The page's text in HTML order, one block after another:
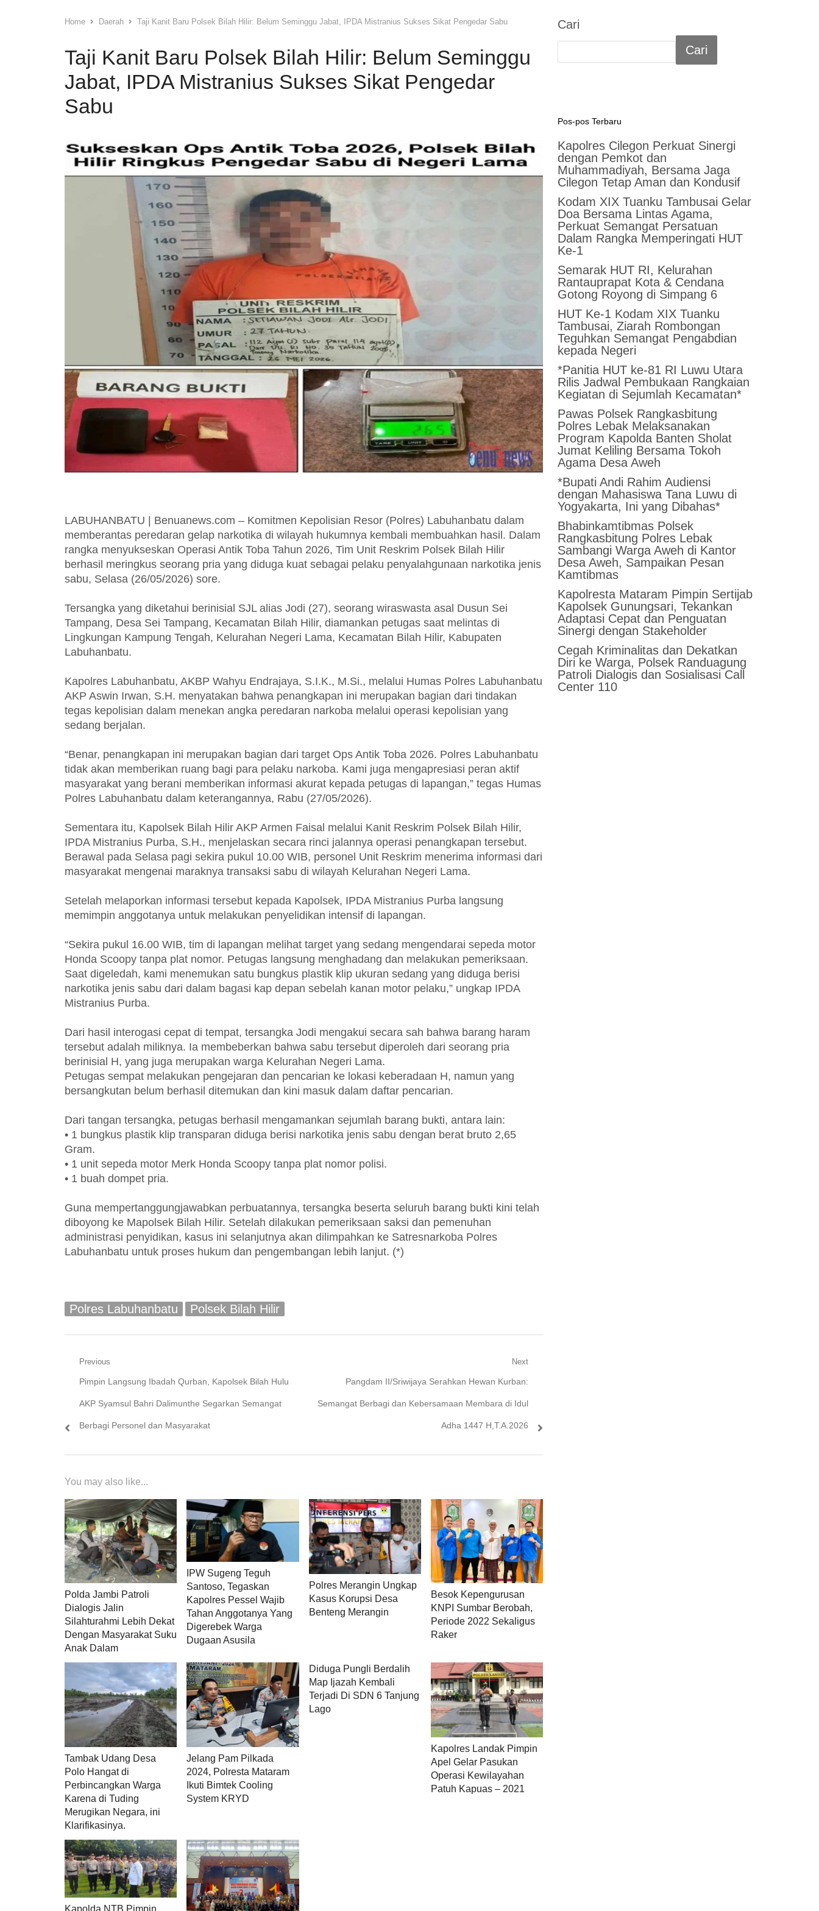
Home Daerah Taji Kanit Baru Polsek Bilah Hilir: Belum Seminggu Jabat, IPDA Mistranius Sukses Sikat Pengedar Sabu
Taji Kanit Baru Polsek Bilah Hilir: Belum Seminggu
Jabat, IPDA Mistranius Sukses Sikat Pengedar
Sabu
LABUHANBATU | Benuanews.com – Komitmen Kepolisian Resor (Polres) Labuhanbatu dalam
memberantas peredaran gelap narkotika di wilayah hukumnya kembali membuahkan hasil. Dalam
rangka menyukseskan Operasi Antik Toba Tahun 2026, Tim Unit Reskrim Polsek Bilah Hilir
berhasil meringkus seorang pria yang diduga kuat sebagai pelaku penyalahgunaan narkotika jenis
sabu, Selasa (26/05/2026) sore.
Tersangka yang diketahui berinisial SJL alias Jodi (27), seorang wiraswasta asal Dusun Sei
Tampang, Desa Sei Tampang, Kecamatan Bilah Hilir, diamankan petugas saat melintas di
Lingkungan Kampung Tengah, Kelurahan Negeri Lama, Kecamatan Bilah Hilir, Kabupaten
Labuhanbatu.
Kapolres Labuhanbatu, AKBP Wahyu Endrajaya, S.I.K., M.Si., melalui Humas Polres Labuhanbatu
AKP Aswin Irwan, S.H. menyatakan bahwa penangkapan ini merupakan bagian dari tindakan
tegas kepolisian dalam menekan angka peredaran narkoba melalui operasi kepolisian yang
sedang berjalan.
“Benar, penangkapan ini merupakan bagian dari target Ops Antik Toba 2026. Polres Labuhanbatu
tidak akan memberikan ruang bagi para pelaku narkoba. Kami juga mengapresiasi peran aktif
masyarakat yang berani memberikan informasi akurat kepada petugas di lapangan,” tegas Humas
Polres Labuhanbatu dalam keterangannya, Rabu (27/05/2026).
Sementara itu, Kapolsek Bilah Hilir AKP Armen Faisal melalui Kanit Reskrim Polsek Bilah Hilir,
IPDA Mistranius Purba, S.H., menjelaskan secara rinci jalannya operasi penangkapan tersebut.
Berawal pada Selasa pagi sekira pukul 10.00 WIB, personel Unit Reskrim menerima informasi dari
masyarakat mengenai maraknya transaksi sabu di wilayah Kelurahan Negeri Lama.
Setelah melaporkan informasi tersebut kepada Kapolsek, IPDA Mistranius Purba langsung
memimpin anggotanya untuk melakukan penyelidikan intensif di lapangan.
“Sekira pukul 16.00 WIB, tim di lapangan melihat target yang sedang mengendarai sepeda motor
Honda Scoopy tanpa plat nomor. Petugas langsung menghadang dan melakukan pemeriksaan.
Saat digeledah, kami menemukan satu bungkus plastik klip ukuran sedang yang diduga berisi
narkotika jenis sabu dari dalam bagasi kap depan sebelah kanan motor pelaku,” ungkap IPDA
Mistranius Purba.
Dari hasil interogasi cepat di tempat, tersangka Jodi mengakui secara sah bahwa barang haram
tersebut adalah miliknya. Ia membeberkan bahwa sabu tersebut diperoleh dari seorang pria
berinisial H, yang juga merupakan warga Kelurahan Negeri Lama.
Petugas sempat melakukan pengejaran dan pencarian ke lokasi keberadaan H, namun yang
bersangkutan belum berhasil ditemukan dan kini masuk dalam daftar pencarian.
Dari tangan tersangka, petugas berhasil mengamankan sejumlah barang bukti, antara lain:
• 1 bungkus plastik klip transparan diduga berisi narkotika jenis sabu dengan berat bruto 2,65
Gram.
• 1 unit sepeda motor Merk Honda Scoopy tanpa plat nomor polisi.
• 1 buah dompet pria.
Guna mempertanggungjawabkan perbuatannya, tersangka beserta seluruh barang bukti kini telah
diboyong ke Mapolsek Bilah Hilir. Setelah dilakukan pemeriksaan saksi dan pemenuhan
administrasi penyidikan, kasus ini selanjutnya akan dilimpahkan ke Satresnarkoba Polres
Labuhanbatu untuk proses hukum dan pengembangan lebih lanjut. (*)
Polres Labuhanbatu Polsek Bilah Hilir
Navigasi
pos
Previous
Previous
post:
Pimpin Langsung Ibadah Qurban, Kapolsek Bilah Hulu
AKP Syamsul Bahri Dalimunthe Segarkan Semangat
Berbagi Personel dan Masyarakat
Next
Next
post:
Pangdam II/Sriwijaya Serahkan Hewan Kurban:
Semangat Berbagi dan Kebersamaan Membara di Idul
Adha 1447 H,T.A.2026
You may also like...
Polda Jambi Patroli
Dialogis Jalin
Silahturahmi Lebih Dekat
Dengan Masyarakat Suku
Anak Dalam
IPW Sugeng Teguh
Santoso, Tegaskan
Kapolres Pessel Wajib
Tahan Anggotanya Yang
Digerebek Warga
Dugaan Asusila
Polres Merangin Ungkap
Kasus Korupsi Desa
Benteng Merangin
Besok Kepengurusan
KNPI Sumbar Berobah,
Periode 2022 Sekaligus
Raker
Tambak Udang Desa
Polo Hangat di
Perbincangkan Warga
Karena di Tuding
Merugikan Negara, ini
Klarifikasinya.
Jelang Pam Pilkada
2024, Polresta Mataram
Ikuti Bimtek Cooling
System KRYD
Diduga Pungli Berdalih
Map Ijazah Kembali
Terjadi Di SDN 6 Tanjung
Lago
Kapolres Landak Pimpin
Apel Gelar Pasukan
Operasi Kewilayahan
Patuh Kapuas – 2021
Kapolda NTB Pimpin
Cari
Cari
Pos-pos Terbaru
Kapolres Cilegon Perkuat Sinergi
dengan Pemkot dan
Muhammadiyah, Bersama Jaga
Cilegon Tetap Aman dan Kondusif
Kodam XIX Tuanku Tambusai Gelar
Doa Bersama Lintas Agama,
Perkuat Semangat Persatuan
Dalam Rangka Memperingati HUT
Ke-1
Semarak HUT RI, Kelurahan
Rantauprapat Kota & Cendana
Gotong Royong di Simpang 6
HUT Ke-1 Kodam XIX Tuanku
Tambusai, Ziarah Rombongan
Teguhkan Semangat Pengabdian
kepada Negeri
*Panitia HUT ke-81 RI Luwu Utara
Rilis Jadwal Pembukaan Rangkaian
Kegiatan di Sejumlah Kecamatan*
Pawas Polsek Rangkasbitung
Polres Lebak Melaksanakan
Program Kapolda Banten Sholat
Jumat Keliling Bersama Tokoh
Agama Desa Aweh
*Bupati Andi Rahim Audiensi
dengan Mahasiswa Tana Luwu di
Yogyakarta, Ini yang Dibahas*
Bhabinkamtibmas Polsek
Rangkasbitung Polres Lebak
Sambangi Warga Aweh di Kantor
Desa Aweh, Sampaikan Pesan
Kamtibmas
Kapolresta Mataram Pimpin Sertijab
Kapolsek Gunungsari, Tekankan
Adaptasi Cepat dan Penguatan
Sinergi dengan Stakeholder
Cegah Kriminalitas dan Dekatkan
Diri ke Warga, Polsek Randuagung
Patroli Dialogis dan Sosialisasi Call
Center 110